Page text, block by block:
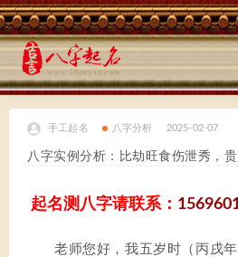
手工起名 八字分析 2025-02-07
八字实例分析：比劫旺食伤泄秀，
起名测八字请联系：
老师您好，我五岁时（丙戌